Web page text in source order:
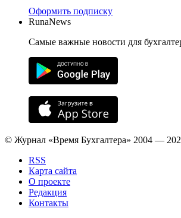
Оформить подписку
RunaNews
Самые важные новости для
© Журнал «Время Бухгалтера» 2004 —
RSS
Карта сайта
О проекте
Редакция
Контакты